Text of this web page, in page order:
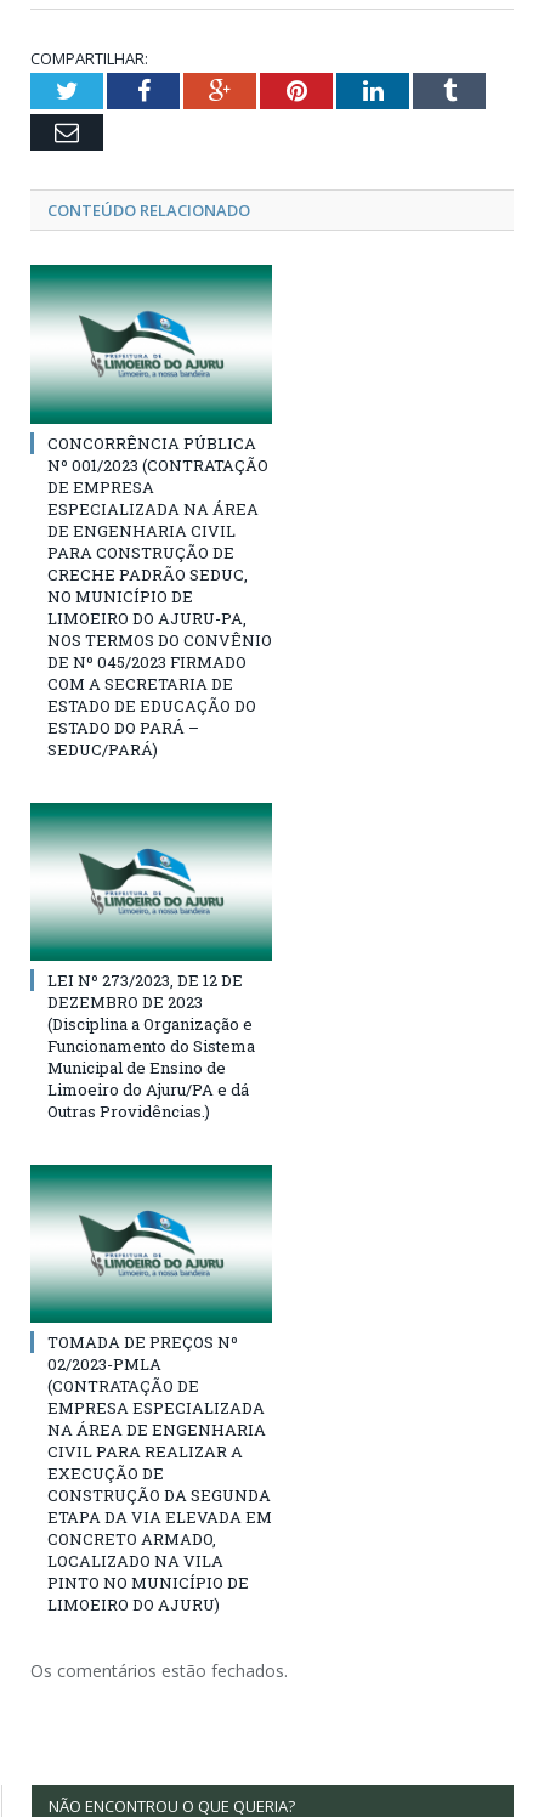
COMPARTILHAR:
TwitterFacebookGoogle+PinterestLinkedInTumblr
Email
CONTEÚDO RELACIONADO
CONCORRÊNCIA PÚBLICA
Nº 001/2023 (CONTRATAÇÃO
DE EMPRESA
ESPECIALIZADA NA ÁREA
DE ENGENHARIA CIVIL
PARA CONSTRUÇÃO DE
CRECHE PADRÃO SEDUC,
NO MUNICÍPIO DE
LIMOEIRO DO AJURU-PA,
NOS TERMOS DO CONVÊNIO
DE Nº 045/2023 FIRMADO
COM A SECRETARIA DE
ESTADO DE EDUCAÇÃO DO
ESTADO DO PARÁ –
SEDUC/PARÁ)
LEI Nº 273/2023, DE 12 DE
DEZEMBRO DE 2023
(Disciplina a Organização e
Funcionamento do Sistema
Municipal de Ensino de
Limoeiro do Ajuru/PA e dá
Outras Providências.)
TOMADA DE PREÇOS Nº
02/2023-PMLA
(CONTRATAÇÃO DE
EMPRESA ESPECIALIZADA
NA ÁREA DE ENGENHARIA
CIVIL PARA REALIZAR A
EXECUÇÃO DE
CONSTRUÇÃO DA SEGUNDA
ETAPA DA VIA ELEVADA EM
CONCRETO ARMADO,
LOCALIZADO NA VILA
PINTO NO MUNICÍPIO DE
LIMOEIRO DO AJURU)
Os comentários estão fechados.
NÃO ENCONTROU O QUE QUERIA?